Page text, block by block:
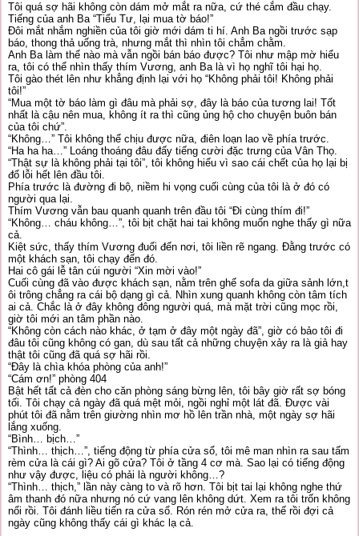
Tôi quá sợ hãi không còn dám mở mắt ra nữa, cứ thé cắm đầu chạy.
Tiếng của anh Ba “Tiểu Tư, lại mua tờ báo!”
Đôi mắt nhắm nghiền của tôi giờ mới dám ti hí. Anh Ba ngồi trước sạp
báo, thong thả uống trà, nhưng mắt thì nhìn tôi chẳm chằm.
Anh Ba làm thế nào mà vẫn ngồi bán báo được? Tôi như mập mờ hiểu
ra, tôi có thể nhìn thấy thím Vương, anh Ba là vì họ nghĩ tôi hại họ.
Tôi gào thét lên như khẳng định lại với họ “Không phải tôi! Không phải
tôi!”
“Mua một tờ báo làm gì đâu mà phải sợ, đây là báo của tương lai! Tốt
nhất là cậu nên mua, không ít ra thì cũng ủng hộ cho chuyện buôn bán
của tôi chứ”.
“Không…” Tôi không thể chịu được nữa, điên loạn lao về phía trước.
“Ha ha ha…” Loáng thoáng đâu đấy tiếng cười đặc trưng của Vân Thọ.
“Thật sự là không phải tại tôi”, tôi không hiểu vì sao cái chết của họ lại bị
đổ lỗi hết lên đầu tôi.
Phía trước là đường đi bộ, niềm hi vọng cuối cùng của tôi là ở đó có
người qua lại.
Thím Vương vẫn bau quanh quanh trên đầu tôi “Đi cùng thím đi!”
“Không… cháu không…”, tôi bịt chặt hai tai không muốn nghe thấy gì nữa
cả.
Kiệt sức, thấy thím Vương đuổi đến nơi, tôi liền rẽ ngang. Đằng trước có
một khách sạn, tôi chạy đến đó.
Hai cô gái lễ tân cúi người “Xin mời vào!”
Cuối cùng đã vào được khách sạn, nằm trên ghế sofa da giữa sảnh lớn,t
ôi trông chẳng ra cái bộ dạng gì cả. Nhìn xung quanh không còn tâm tích
ai cả. Chắc là ở đây không đông người quá, mà mặt trời cũng mọc rồi,
giờ tôi mới an tâm phần nào.
“Không còn cách nào khác, ở tạm ở đây một ngày đã”, giờ có bảo tôi đi
đâu tôi cũng không có gan, dù sau tất cả những chuyện xảy ra là giả hay
thật tôi cũng đã quá sợ hãi rồi.
“Đây là chìa khóa phòng của anh!”
“Cám ơn!” phòng 404
Bật hết tất cả đèn cho căn phòng sáng bừng lên, tôi bây giờ rất sợ bóng
tối. Tôi chạy cả ngày đã quá mệt mỏi, ngồi nghỉ một lát đã. Được vài
phút tôi đã nằm trên giường nhìn mơ hồ lên trần nhà, một ngày sợ hãi
lắng xuống.
“Bình… bịch…”
“Thình… thịch…”, tiếng động từ phía cửa sổ, tôi mê man nhìn ra sau tấm
rèm cửa là cái gì? Ai gõ cửa? Tôi ở tầng 4 cơ mà. Sao lại có tiếng động
như vậy được, liệu có phải là người không…?
“Thình… thịch,” lần này càng to và rõ hơn. Tôi bịt tai lại không nghe thứ
âm thanh đó nữa nhưng nó cứ vang lên không dứt. Xem ra tôi trốn không
nổi rồi. Tôi đánh liều tiến ra cửa sổ. Rón rén mở cửa ra, thế rồi đợi cả
ngày cũng không thấy cái gì khác lạ cả.